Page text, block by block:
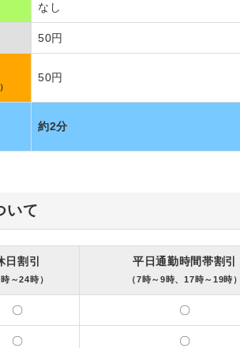
なし
50円
50円
約2分
いて
日割引
時～24時）
平日通勤時間帯割引
（7時～9時、17時～19時）
〇 〇
〇 〇